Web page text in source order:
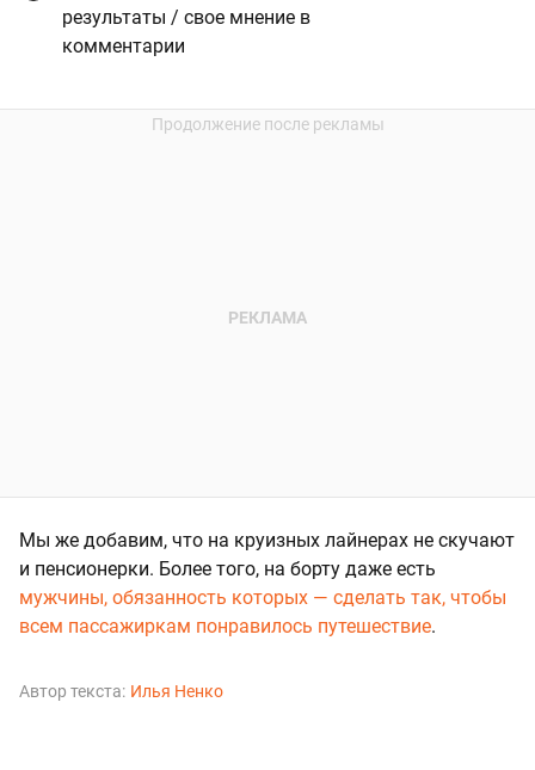
результаты / свое мнение в
комментарии
Мы же добавим, что на круизных лайнерах не скучают
и пенсионерки. Более того, на борту даже есть
мужчины, обязанность которых — сделать так, чтобы
всем пассажиркам понравилось путешествие.
Автор текста: Илья Ненко